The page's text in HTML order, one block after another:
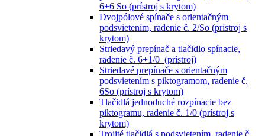
6+6 So (prístroj s krytom)
Dvojpólové spínače s orientačným
podsvietením, radenie č. 2/So (prístroj s
krytom)
Striedavý prepínač a tlačidlo spínacie,
radenie č. 6+1/0 (prístroj)
Striedavé prepínače s orientačným
podsvietením s piktogramom, radenie č.
6So (prístroj s krytom)
Tlačidlá jednoduché rozpínacie bez
piktogramu, radenie č. 1/0 (prístroj s
krytom)
Trojité tlačidlá s podsvietením, radenie č.